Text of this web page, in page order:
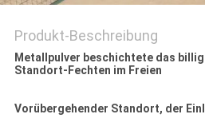
Produkt-Beschreibung
Metallpulver beschichtete das
Standort-Fechten im Freien
Vorübergehender Standort, der